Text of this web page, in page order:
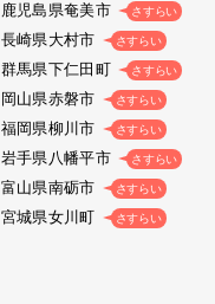
鹿児島県奄美市 さすらい
長崎県大村市 さすらい
群馬県下仁田町 さすらい
岡山県赤磐市 さすらい
福岡県柳川市 さすらい
岩手県八幡平市 さすらい
富山県南砺市 さすらい
宮城県女川町 さすらい